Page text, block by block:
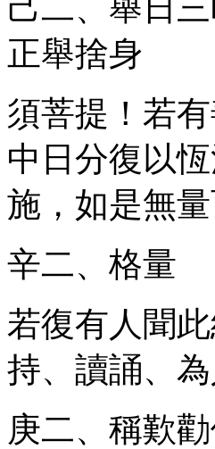
己二、舉日
正舉捨身
須菩提！若
中日分復以
施，如是無
辛二、格量
若復有人聞
持、讀誦、為
庚二、稱歎